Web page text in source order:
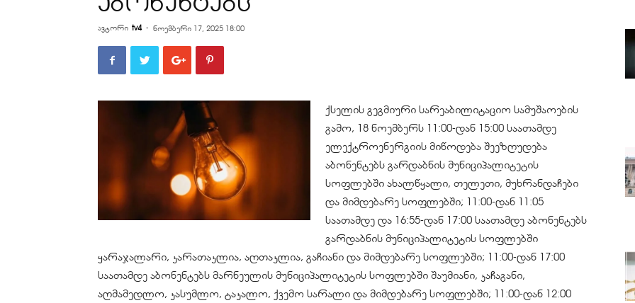
ავტორი tv4 - ნოემბერი 17, 2025 18:00
ქსელის გეგმიური სარეაბილიტაციო სამუშაოების
გამო, 18 ნოემბერს 11:00-დან 15:00 საათამდე
ელექტროენერგიის მიწოდება შეეზღუდება
აბონენტებს გარდაბნის მუნიციპალიტეტის
სოფლებში ახალწყალი, თელეთი, მუხრანდაჩები
და მიმდებარე სოფლებში; 11:00-დან 11:05
საათამდე და 16:55-დან 17:00 საათამდე აბონენტებს
გარდაბნის მუნიციპალიტეტის სოფლებში
ყარაჯალარი, კარათაკლია, აღთაკლია, გაჩიანი და მიმდებარე სოფლებში; 11:00-დან 17:00
საათამდე აბონენტებს მარნეულის მუნიციპალიტეტის სოფლებში შაუმიანი, კაჩაგანი,
აღმამედლო, კასუმლო, ტაკალო, ქვემო სარალი და მიმდებარე სოფლებში; 11:00-დან 12:00